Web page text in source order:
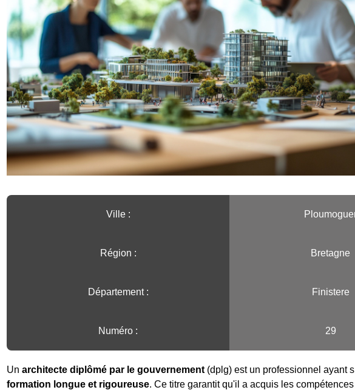
Ville :️
Région :️ Bretagne
Département : Finistere
Numéro : 29
Un architecte diplômé par le gouvernement (dplg) est un professionnel ayant
formation longue et rigoureuse. Ce titre garantit qu'il a acquis les